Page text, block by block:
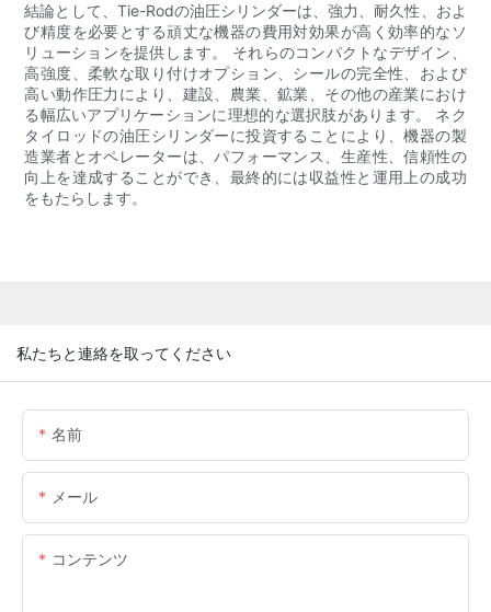
結論として、Tie-Rodの油圧シリンダーは、強力、耐久性、およ
び精度を必要とする頑丈な機器の費用対効果が高く効率的なソ
リューションを提供します。 それらのコンパクトなデザイン、
高強度、柔軟な取り付けオプション、シールの完全性、および
高い動作圧力により、建設、農業、鉱業、その他の産業におけ
る幅広いアプリケーションに理想的な選択肢があります。 ネク
タイロッドの油圧シリンダーに投資することにより、機器の製
造業者とオペレーターは、パフォーマンス、生産性、信頼性の
向上を達成することができ、最終的には収益性と運用上の成功
をもたらします。
私たちと連絡を取ってください
名前
メール
コンテンツ